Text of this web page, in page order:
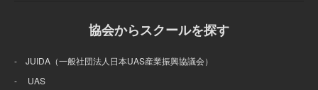
協会からスクールを探す
- JUIDA（一般社団法人日本UAS産業振興協議会）
- UAS